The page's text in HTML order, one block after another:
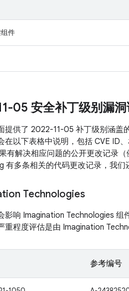
件
05 安全补丁级别漏
提供了 2022-11-05 补丁级别涵盖
在以下表格中说明，包括 CVE ID、
有解决相应问题的公开更改记录
有多条相关的代码更改记录，我们
Technologies
影响 Imagination Technologies
重程度评估是由 Imagination
参考编号